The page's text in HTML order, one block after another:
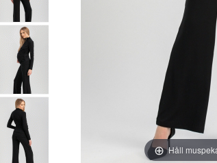
Håll